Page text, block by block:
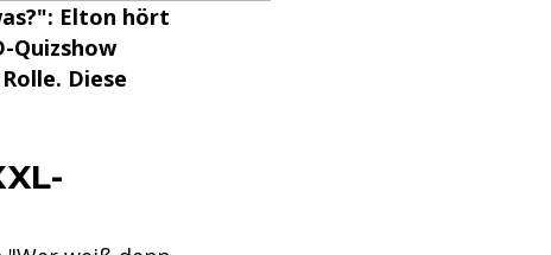
Elton hört
Quizshow
Diese